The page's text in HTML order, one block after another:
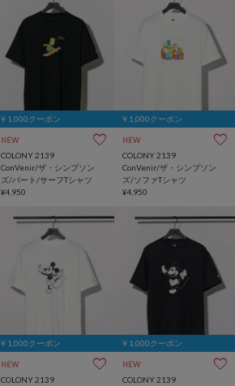
￥1,000クーポン
NEW
COLONY 2139
ConVenir/ザ・シンプソン
ズ/バート/サーフTシャツ
¥4,950
￥1,000クーポン
NEW
COLONY 2139
ConVenir/ザ・シンプソン
ズ/ソファTシャツ
¥4,950
￥1,000クーポン
NEW
COLONY 2139
￥1,000クーポン
NEW
COLONY 2139